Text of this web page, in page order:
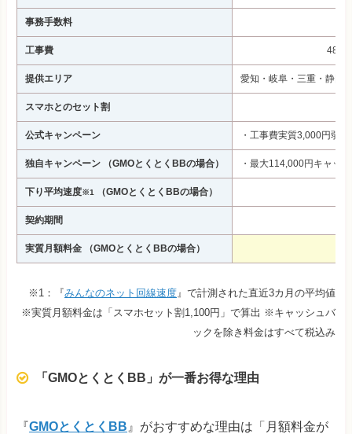
事務手数料
工事費
提供エリア 愛知・岐阜・三重・静岡
スマホとのセット割
公式キャンペーン ・工事費実質3,000円弱
独自キャンペーン （GMOとくとくBBの場合） ・最大114,000円キャッ
下り平均速度※1 （GMOとくとくBBの場合）
契約期間
実質月額料金 （GMOとくとくBBの場合）
※1：『みんなのネット回線速度 』で計測された直近3カ月の平均値
※実質月額料金は「スマホセット割1,100円」で算出 ※キャッシュバ
ックを除き料金はすべて税込み
「GMOとくとくBB」が一番お得な理由
『GMOとくとくBB 』がおすすめな理由は「月額料金が